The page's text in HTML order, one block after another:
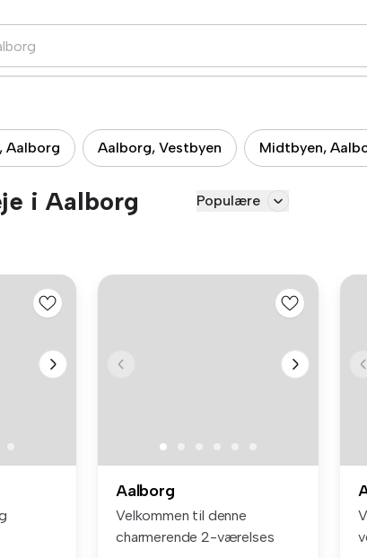
Aalborg Aalborg, Vestbyen Midtbyen,
i Aalborg Populære
Aalborg
Velkommen til denne
charmerende 2-værelses